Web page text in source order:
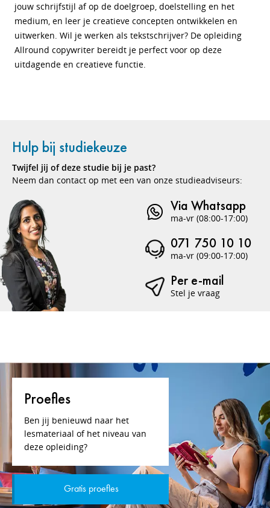
jouw schrijfstijl af op de doelgroep, doelstelling en het
medium, en leer je creatieve concepten ontwikkelen en
uitwerken. Wil je werken als tekstschrijver? De opleiding
Allround copywriter bereidt je perfect voor op deze
uitdagende en creatieve functie.
Hulp bij studiekeuze
Twijfel jij of deze studie bij je past?
Neem dan contact op met een van onze studieadviseurs:
Via Whatsapp
ma-vr (08:00-17:00)
071 750 10 10
ma-vr (09:00-17:00)
Per e-mail
Stel je vraag
Proefles
Ben jij benieuwd naar het
lesmateriaal of het niveau van
deze opleiding?
Gratis proefles